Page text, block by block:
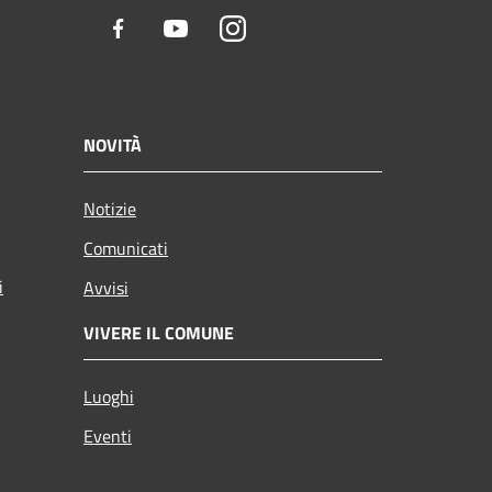
Facebook YoutubeInstagram
NOVITÀ
Notizie
Comunicati
Avvisi
VIVERE IL COMUNE
Luoghi
Eventi